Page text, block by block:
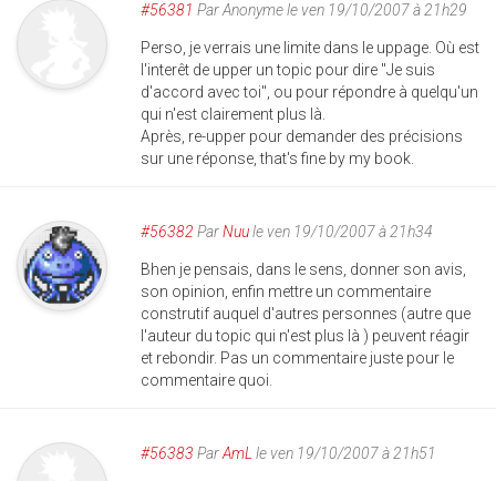
#56381 ParAnonymele ven 19/10/2007 à 21h29
Perso, je verrais une limite dans le uppage. Où est
l'interêt de upper un topic pour dire "Je suis
d'accord avec toi", ou pour répondre à quelqu'un
qui n'est clairement plus là.
Après, re-upper pour demander des précisions
sur une réponse, that's fine by my book.
#56382 ParNuule ven 19/10/2007 à 21h34
Bhen je pensais, dans le sens, donner son avis,
son opinion, enfin mettre un commentaire
construtif auquel d'autres personnes (autre que
l'auteur du topic qui n'est plus là ) peuvent réagir
et rebondir. Pas un commentaire juste pour le
commentaire quoi.
#56383 ParAmL le ven 19/10/2007 à 21h51